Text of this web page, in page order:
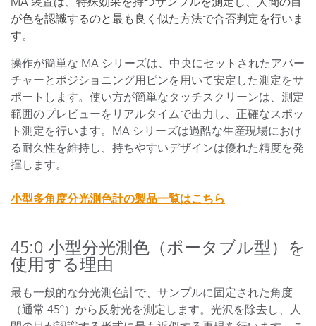
が色を認識するのと最も良く似た方法で合否判定を行いま
す。
操作が簡単な MA シリーズは、中央にセットされたアパー
チャーとポジショニング用ピンを用いて安定した測定をサ
ポートします。使い方が簡単なタッチスクリーンは、測定
範囲のプレビューをリアルタイムで出力し、正確なスポッ
ト測定を行います。MA シリーズは過酷な生産現場におけ
る耐久性を維持し、持ちやすいデザインは優れた精度を発
揮します。
小型多角度分光測色計の製品一覧はこちら
45:0 小型分光測色（ポータブル型）を
使用する理由
最も一般的な分光測色計で、サンプルに固定された角度
（通常 45º）から反射光を測定します。光沢を除去し、人